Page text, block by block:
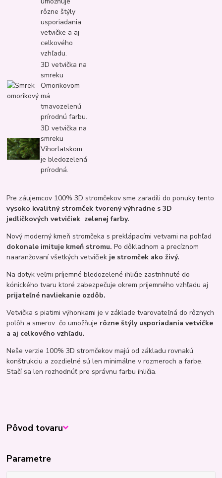
rôzne štýly
usporiadania
vetvičke a aj
celkového
vzhľadu.
3D vetvička na
smreku
Omorikovom
má
tmavozelenú
prírodnú farbu.
3D vetvička na
smreku
Vihorlatskom
je bledozelená
prírodná.
Pre záujemcov 100% 3D stromčekov sme zaradili do ponuky tento
vysoko kvalitný stromček tvorený výhradne s 3D
jedličkových vetvičiek zelenej farby.
Nový moderný kmeň stromčeka s preklápacími vetvami na pohľad
dokonale imituje kmeň stromu. Po dôkladnom a precíznom
naaranžovaní všetkých vetvičiek je stromček ako živý.
Na dotyk veľmi príjemné bledozelené ihličie zastrihnuté do
kónického tvaru ktoré zabezpečuje okrem príjemného vzhľadu aj
prijateľné navliekanie ozdôb.
Vetvička s piatimi výhonkami je v základe tvarovateľná do rôznych
polôh a smerov čo umožňuje rôzne štýly usporiadania vetvičke
a aj celkového vzhľadu.
Neše verzie 100% 3D stromčekov majú od základu rovnakú
konštrukciu a zozdielné sú len minimálne v rozmeroch a farbe.
Stačí sa len rozhodnúť pre správnu farbu ihličia.
Pôvod tovaru
Parametre